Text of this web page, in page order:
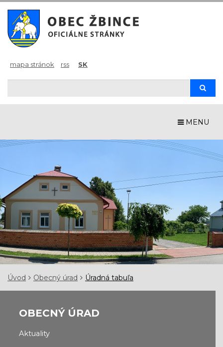
mapa stránok rss SK
MENU
Úvod Obecný úrad Úradná tabuľa
OBECNÝ ÚRAD
Aktuality